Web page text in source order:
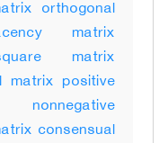
orthogonal
matrix
matrix
matrix positive
consensual